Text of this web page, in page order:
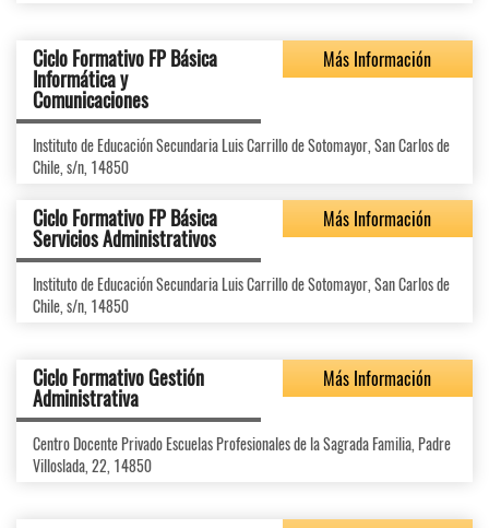
Ciclo Formativo FP Básica
Informática y
Comunicaciones
Más Información
Instituto de Educación Secundaria Luis Carrillo de Sotomayor, San Carlos de
Chile, s/n, 14850
Ciclo Formativo FP Básica
Servicios Administrativos
Más Información
Instituto de Educación Secundaria Luis Carrillo de Sotomayor, San Carlos de
Chile, s/n, 14850
Ciclo Formativo Gestión
Administrativa
Más Información
Centro Docente Privado Escuelas Profesionales de la Sagrada Familia, Padre
Villoslada, 22, 14850